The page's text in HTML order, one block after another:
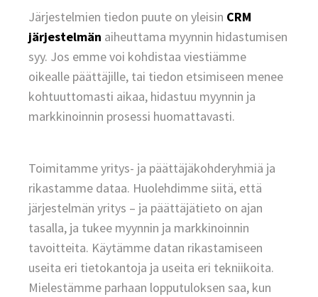
Järjestelmien tiedon puute on yleisin CRM
järjestelmän aiheuttama myynnin hidastumisen
syy. Jos emme voi kohdistaa viestiämme
oikealle päättäjille, tai tiedon etsimiseen menee
kohtuuttomasti aikaa, hidastuu myynnin ja
markkinoinnin prosessi huomattavasti.
Toimitamme yritys- ja päättäjäkohderyhmiä ja
rikastamme dataa. Huolehdimme siitä, että
järjestelmän yritys – ja päättäjätieto on ajan
tasalla, ja tukee myynnin ja markkinoinnin
tavoitteita. Käytämme datan rikastamiseen
useita eri tietokantoja ja useita eri tekniikoita.
Mielestämme parhaan lopputuloksen saa, kun